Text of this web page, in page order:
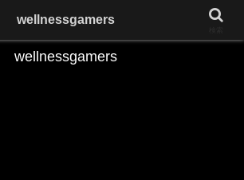
Play the Game,Keep Yourself Fit
wellnessgamers
wellnessgamers